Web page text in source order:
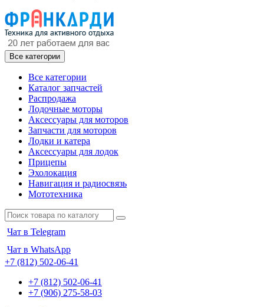
Все категории
Все категории
Каталог запчастей
Распродажа
Лодочные моторы
Аксессуары для моторов
Запчасти для моторов
Лодки и катера
Аксессуары для лодок
Прицепы
Эхолокация
Навигация и радиосвязь
Мототехника
Чат в Telegram
Чат в WhatsApp
+7 (812) 502-06-41
+7 (812) 502-06-41
+7 (906) 275-58-03